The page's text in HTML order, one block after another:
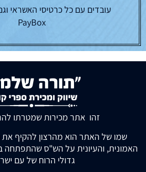
PayBox
זהו אתר מכירות שמטרתו
שמו של האתר הוא מהרצון להקיף
האמונית, והעיונית על הש"ס שהתפתחה
גדולי הרוח של עם